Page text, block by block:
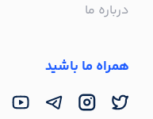
درباره ما
همراه ما باشید